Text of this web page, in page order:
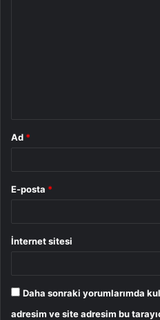
Ad *
E-posta *
İnternet sitesi
Daha sonraki yorumlarımda
adresim ve site adresim bu